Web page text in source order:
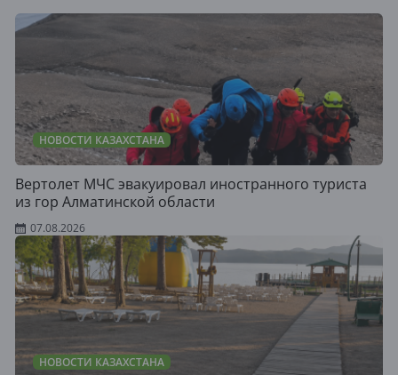
НОВОСТИ КАЗАХСТАНА
Вертолет МЧС эвакуировал иностранного туриста
из гор Алматинской области
07.08.2026
НОВОСТИ КАЗАХСТАНА